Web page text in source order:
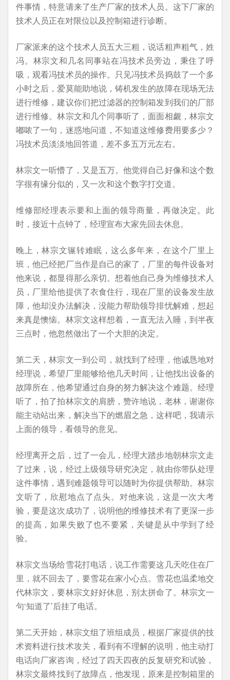
件事情，特意请来了生产厂家的技术人员。这下厂家的
技术人员正在对限位以及控制箱进行诊断。
厂家派来的这个技术人员五大三粗，说话粗声粗气，姓
冯。林宗文和几名同事站在冯技术员旁边，秉住了呼
吸，观看冯技术员的操作。只见冯技术员捣鼓了一个多
小时之后，爱莫能助地说，铸机发生的故障在现场无法
进行维修，建议你们把过滤器的控制箱发到我们的厂部
进行维修。林宗文和几个同事听了，面面相觑，林宗文
嘟哝了一句，迷惑地问道，不知道这维修费用要多少？
冯技术员淡淡地回答道，差不多五万元左右。
林宗文一听懵了，又是五万。他觉得自己好像和这个数
字很有缘分似的，又一次和这个数字打交道。
维修部经理表示要和上面的领导商量，再做决定。此
时，接近十点钟了，经理宣布大家先回去休息。
晚上，林宗文辗转难眠，这么多年来，在这个厂里上
班，他已经把厂当作是自己的家了，厂里的每件设备对
他来说，都显得那么亲切。想着他自己身为维修技术人
员，厂里给他提供了衣食住行，现在厂里的设备发生故
障，他却没办法解决，没能力帮助领导排忧解难，想起
来真是懊恼。林宗文这样想着，一直无法入睡，到半夜
三点时，他忽然做出了一个大胆的决定。
第二天，林宗文一到公司，就找到了经理，他诚恳地对
经理说，希望厂里能够给他几天时间，让他找出设备的
故障所在，他希望通过自身的努力解决这个难题。经理
听了，拍了拍林宗文的肩膀，赞许地说，老林，谢谢你
能主动站出来，解决当下的燃眉之急，这样吧，我请示
上面的领导，看领导的意见。
经理离开之后，过了一会儿，经理大踏步地朝林宗文走
了过来，说，经过上级领导研究决定，就由你带队处理
这件事情，遇到难题领导可以随时为你提供帮助。林宗
文听了，欣慰地点了点头。对他来说，这是一次大考
验，要是这次成功了，说明他的维修技术有了更深一步
的提高，如果失败了也不要紧，关键是从中学到了经
验。
林宗文当场给雪花打电话，说工作需要这几天吃住在厂
里，就不回去了，要雪花在家小心点。雪花也温柔地交
代林宗文，要林宗文好好休息，别太拼命了。林宗文一
句‘知道了’后挂了电话。
第二天开始，林宗文组了班组成员，根据厂家提供的技
术资料进行技术攻关，看到有不理解的说明，他主动打
电话向厂家咨询，经过了四天四夜的反复研究和试验，
林宗文最终找到了故障点，他发现，原来是控制箱里的